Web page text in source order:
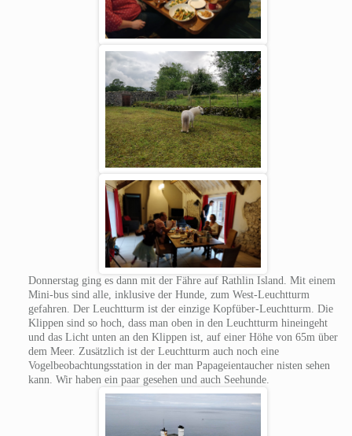
Donnerstag ging es dann mit der Fähre auf Rathlin Island. Mit einem
Mini-bus sind alle, inklusive der Hunde, zum West-Leuchtturm
gefahren. Der Leuchtturm ist der einzige Kopfüber-Leuchtturm. Die
Klippen sind so hoch, dass man oben in den Leuchtturm hineingeht
und das Licht unten an den Klippen ist, auf einer Höhe von 65m über
dem Meer. Zusätzlich ist der Leuchtturm auch noch eine
Vogelbeobachtungsstation in der man Papageientaucher nisten sehen
kann. Wir haben ein paar gesehen und auch Seehunde.